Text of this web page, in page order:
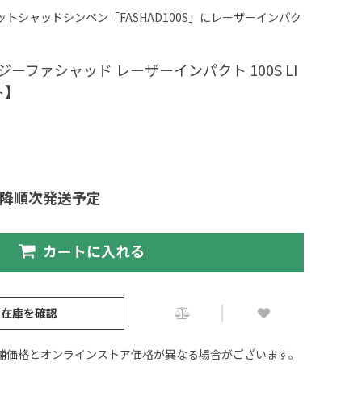
シャッドシンペン「FASHAD100S」にレーザーインパク
ーファシャッド レーザーインパクト 100S LI
順次発送予定
カートに入れる
庫を確認
格とオンラインストア価格が異なる場合がございます。